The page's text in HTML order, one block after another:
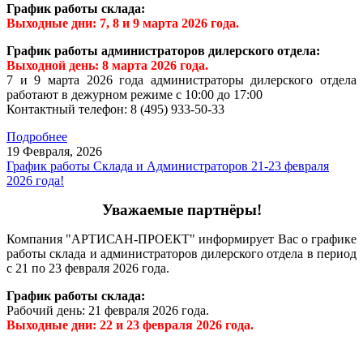
График работы склада:
Выходные дни: 7, 8 и 9 марта 2026 года.
График работы администраторов дилерского отдела:
Выходной день: 8 марта 2026 года.
7 и 9 марта 2026 года администраторы дилерского отдела
работают в дежурном режиме с 10:00 до 17:00
Контактный телефон: 8 (495) 933-50-33
Подробнее
19 Февраля, 2026
График работы Склада и Администраторов 21-23 февраля
2026 года!
Уважаемые партнёры!
Компания "АРТИСАН-ПРОЕКТ" информирует Вас о графике
работы склада и администраторов дилерского отдела в период
с 21 по 23 февраля 2026 года.
График работы склада:
Рабочий день: 21 февраля 2026 года.
Выходные дни: 22 и 23 февраля 2026 года.